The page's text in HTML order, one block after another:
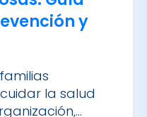
la salud
mantener
los hijos